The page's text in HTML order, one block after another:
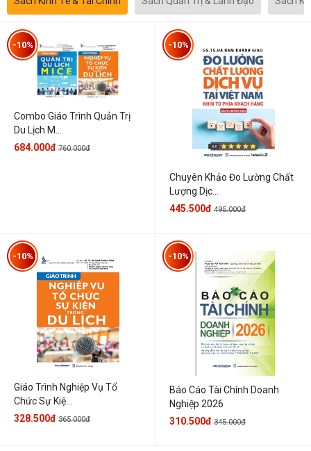
Combo Giáo Trình Quản Trị
Du Lịch M...
-10%
684.000đ 760.000đ
Chuyên Khảo Đo Lường Chất
Lượng Dịc...
-10%
445.500đ 495.000đ
Giáo Trình Nghiệp Vụ Tổ
Chức Sự Kiệ...
-10%
328.500đ 365.000đ
Báo Cáo Tài Chính Doanh
Nghiệp 2026
-10%
310.500đ 345.000đ